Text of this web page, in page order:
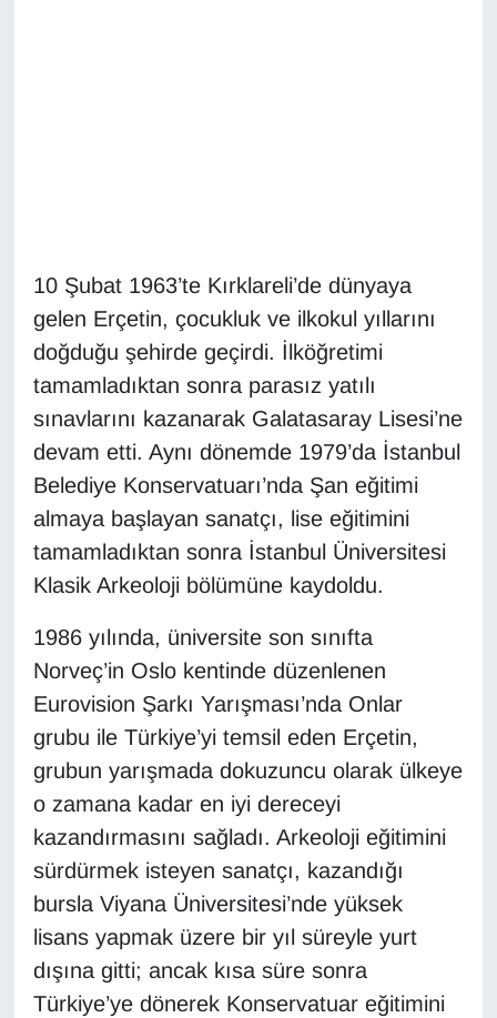
10 Şubat 1963’te Kırklareli’de dünyaya
gelen Erçetin, çocukluk ve ilkokul yıllarını
doğduğu şehirde geçirdi. İlköğretimi
tamamladıktan sonra parasız yatılı
sınavlarını kazanarak Galatasaray Lisesi’ne
devam etti. Aynı dönemde 1979’da İstanbul
Belediye Konservatuarı’nda Şan eğitimi
almaya başlayan sanatçı, lise eğitimini
tamamladıktan sonra İstanbul Üniversitesi
Klasik Arkeoloji bölümüne kaydoldu.
1986 yılında, üniversite son sınıfta
Norveç’in Oslo kentinde düzenlenen
Eurovision Şarkı Yarışması’nda Onlar
grubu ile Türkiye’yi temsil eden Erçetin,
grubun yarışmada dokuzuncu olarak ülkeye
o zamana kadar en iyi dereceyi
kazandırmasını sağladı. Arkeoloji eğitimini
sürdürmek isteyen sanatçı, kazandığı
bursla Viyana Üniversitesi’nde yüksek
lisans yapmak üzere bir yıl süreyle yurt
dışına gitti; ancak kısa süre sonra
Türkiye’ye dönerek Konservatuar eğitimini
Emlak
En çok konuşulanlar
Güncel
Gündem
HABERDE İNSAN
İngilizce
Kadın
Kamu Alımları
Kültür & Sanat
KURDÎ